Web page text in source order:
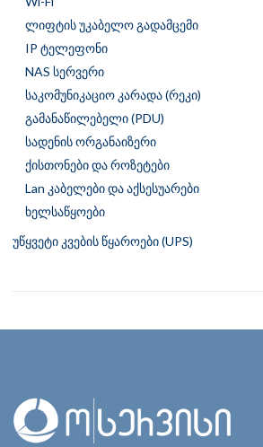
ლიფტის უკაბელო გადამცემი
IP ტელეფონი
NAS სერვერი
საკომუნიკაციო კარადა (რეკი)
გამანაწილებელი (PDU)
სადენის ორგანაიზერი
ქისთონები და როზეტები
Lan კაბელები და აქსესუარები
ხელსაწყოები
უწყვეტი კვების წყაროები (UPS)